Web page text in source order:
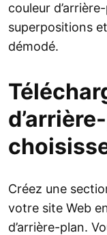
couleur
superpositions
démodé.
Créez une
votre site Web
d’arrière-plan.